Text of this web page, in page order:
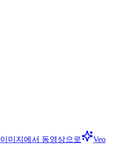
이미지에서 동영상으로
Veo